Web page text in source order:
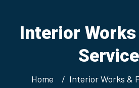
Interior
Home Interior Works &